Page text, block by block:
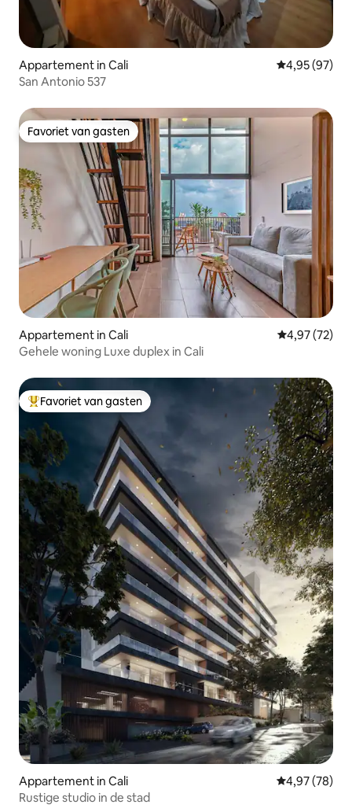
Appartement in Cali Gemiddelde
4,95 (97)
San Antonio 537
Favoriet van gasten
Favoriet van gasten
Appartement in Cali Gemiddelde
4,97 (72)
Gehele woning Luxe duplex in Cali
Topfavoriet van gasten
Favoriet van gasten
Appartement in Cali Gemiddelde
4,97 (78)
Rustige studio in de stad